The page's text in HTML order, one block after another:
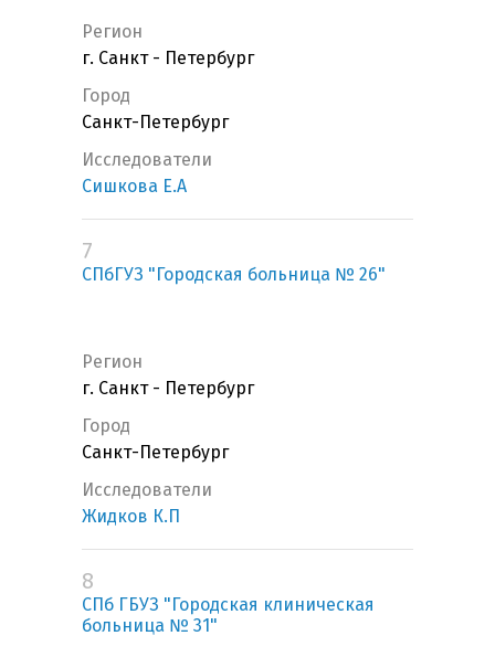
Регион
г. Санкт - Петербург
Город
Санкт-Петербург
Исследователи
Сишкова Е.А
7
СПбГУЗ "Городская больница № 26"
Регион
г. Санкт - Петербург
Город
Санкт-Петербург
Исследователи
Жидков К.П
8
СПб ГБУЗ "Городская клиническая
больница № 31"